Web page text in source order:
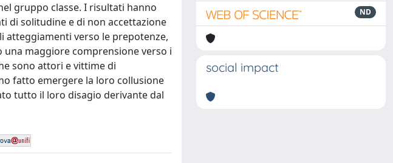
gruppo classe. I risultati hanno
di solitudine e di non accettazione
atteggiamenti verso le prepotenze,
maggiore comprensione verso i
sono attori e vittime di
fatto emergere la loro collusione
tutto il loro disagio derivante dal
ND
social impact